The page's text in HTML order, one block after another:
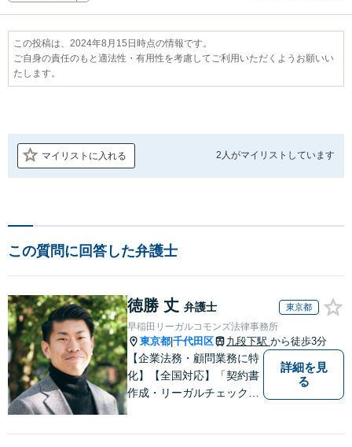
この投稿は、2024年8月15日時点の情報です。
ご自身の責任のもと適法性・有用性を考慮してご利用いただくようお願いい
たします。
マイリストに入れる 2人がマイリストしています
この質問に回答した弁護士
徳勝 丈 弁護士 東京都
早稲田リーガルコモンズ法律事務所
東京都 千代田区 九段下駅 から徒歩3分
【企業法務・顧問業務に特
化】【全国対応】「契約書
作成・リーガルチェック／
詳細を見
る